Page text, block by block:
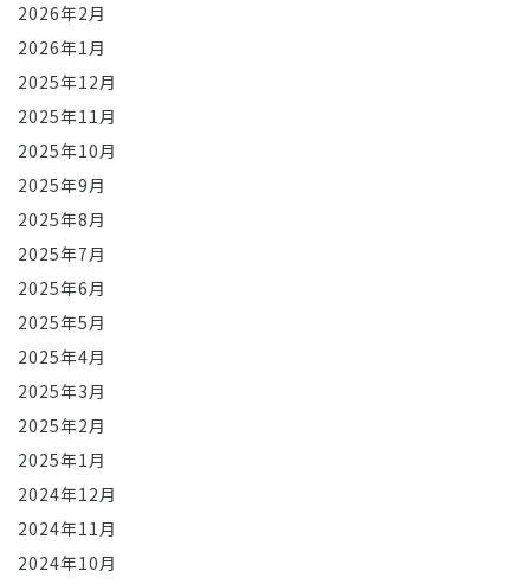
2026年2月
2026年1月
2025年12月
2025年11月
2025年10月
2025年9月
2025年8月
2025年7月
2025年6月
2025年5月
2025年4月
2025年3月
2025年2月
2025年1月
2024年12月
2024年11月
2024年10月